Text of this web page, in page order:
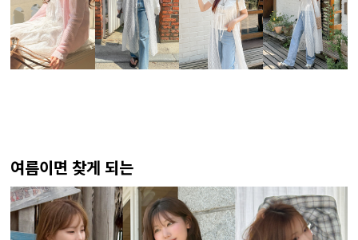
여름이면 찾게 되는